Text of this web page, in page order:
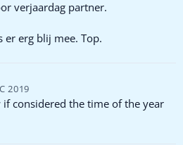
verjaardag partner.
er erg blij mee. Top.
2019
if considered the time of the year